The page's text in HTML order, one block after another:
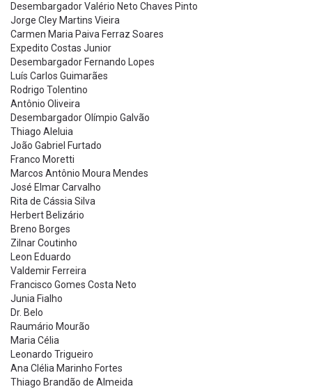
Desembargador Valério Neto Chaves Pinto
Jorge Cley Martins Vieira
Carmen Maria Paiva Ferraz Soares
Expedito Costas Junior
Desembargador Fernando Lopes
Luís Carlos Guimarães
Rodrigo Tolentino
Antônio Oliveira
Desembargador Olímpio Galvão
Thiago Aleluia
João Gabriel Furtado
Franco Moretti
Marcos Antônio Moura Mendes
José Elmar Carvalho
Rita de Cássia Silva
Herbert Belizário
Breno Borges
Zilnar Coutinho
Leon Eduardo
Valdemir Ferreira
Francisco Gomes Costa Neto
Junia Fialho
Dr. Belo
Raumário Mourão
Maria Célia
Leonardo Trigueiro
Ana Clélia Marinho Fortes
Thiago Brandão de Almeida